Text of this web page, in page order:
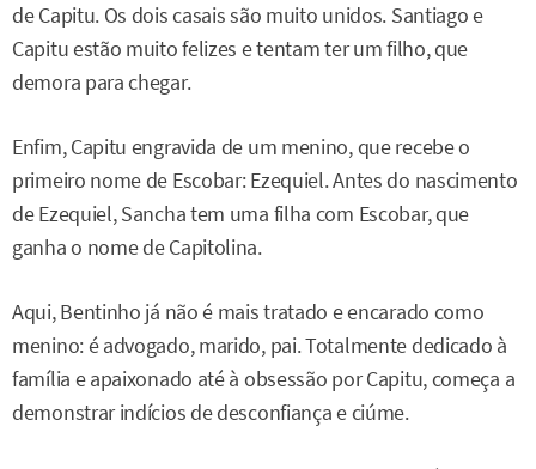
de Capitu. Os dois casais são muito unidos. Santiago e
Capitu estão muito felizes e tentam ter um filho, que
demora para chegar.
Enfim, Capitu engravida de um menino, que recebe o
primeiro nome de Escobar: Ezequiel. Antes do nascimento
de Ezequiel, Sancha tem uma filha com Escobar, que
ganha o nome de Capitolina.
Aqui, Bentinho já não é mais tratado e encarado como
menino: é advogado, marido, pai. Totalmente dedicado à
família e apaixonado até à obsessão por Capitu, começa a
demonstrar indícios de desconfiança e ciúme.